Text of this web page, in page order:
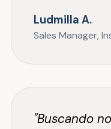
Ludmilla A.
Sales Manager,
"Buscando